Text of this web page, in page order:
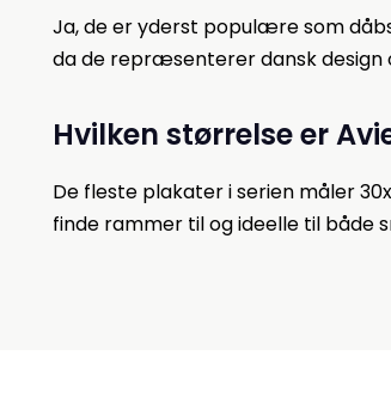
Ja, de er yderst populære som
da de repræsenterer dansk design
Hvilken størrelse er
De fleste plakater i serien måler
finde rammer til og ideelle til både